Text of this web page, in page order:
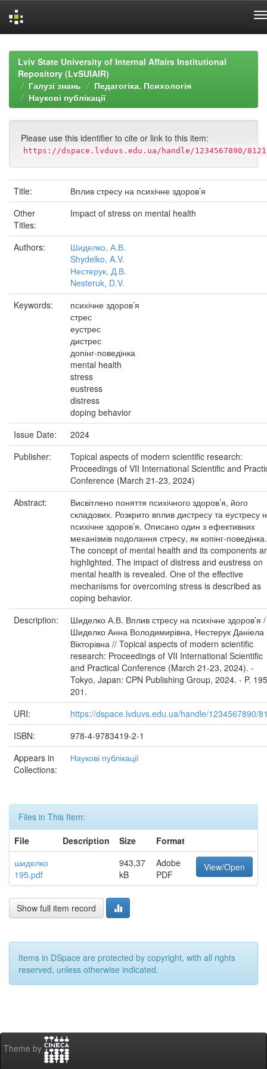
navigationLviv State University of Internal Affairs Institutional
Repository (LvSUIAIR)
Галузі знань
Педагогіка. Психологія
Наукові публікації
Please use this identifier to cite or link to this item:
https://dspace.lvduvs.edu.ua/handle/1234567890/8121
Title:
Вплив стресу на психічне здоров’я
Other
Titles:
Impact of stress on mental health
Authors:
Шиделко, А.В.
Shydelko, A.V.
Нестерук, Д.В.
Nesteruk, D.V.
Keywords:
психічне здоров’я
стрес
еустрес
дистрес
допінг-поведінка
mental health
stress
eustress
distress
doping behavior
Issue Date:
2024
Publisher:
Topical aspects of modern scientific research:
Proceedings of VII International Scientific and
Conference (March 21-23, 2024)
Abstract:
Висвітлено поняття психічного здоров’я, його
складових. Розкрито вплив дистресу та еустресу
психічне здоров’я. Описано один з ефективних
механізмів подолання стресу, як копінг-поведінка.
The concept of mental health and its components
highlighted. The impact of distress and eustress on
mental health is revealed. One of the effective
mechanisms for overcoming stress is described as
coping behavior.
Description:
Шиделко А.В. Вплив стресу на психічне здоров’я /
Шиделко Анна Володимирівна, Нестерук Даніела
Вікторівна // Topical aspects of modern scientific
research: Proceedings of VII International Scientific
and Practical Conference (March 21-23, 2024). -
Tokyo, Japan: CPN Publishing Group, 2024. - P.
201.
URI:
https://dspace.lvduvs.edu.ua/handle/1234567890/
ISBN:
978-4-9783419-2-1
Appears in
Collections:
Наукові публікації
Files in This Item:
File
Description Size
Format
шиделко
195.pdf
943,37
kB
Adobe
PDF
View/Open
Show full item record
Items in DSpace are protected by copyright, with all rights
reserved, unless otherwise indicated.
Theme by